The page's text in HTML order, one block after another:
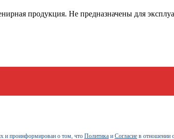
продукция. Не предназначены для
и проинформирован о том, что Политика и Согласие в отношении